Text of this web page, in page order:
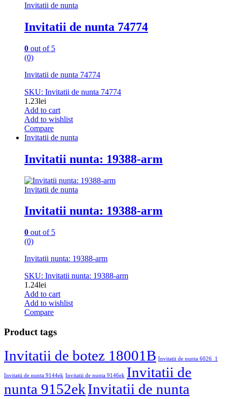
Invitatii de nunta
Invitatii de nunta 74774
0 out of 5
(0)
Invitatii de nunta 74774
SKU: Invitatii de nunta 74774
1.23lei
Add to cart
Add to wishlist
Compare
Invitatii de nunta
Invitatii nunta: 19388-arm
Invitatii de nunta
Invitatii nunta: 19388-arm
0 out of 5
(0)
Invitatii nunta: 19388-arm
SKU: Invitatii nunta: 19388-arm
1.24lei
Add to cart
Add to wishlist
Compare
Product tags
Invitatii de botez 18001B Invitatii de nunta 6026_1
Invitatii de nunta 9144ek Invitatii de nunta 9146ek Invitatii de
nunta 9152ekInvitatii de nunta